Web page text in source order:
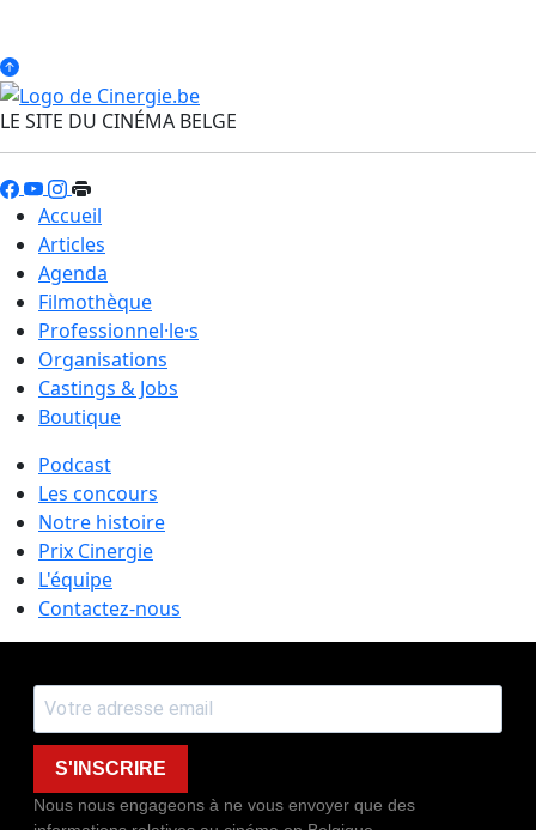
LE SITE DU CINÉMA BELGE
Accueil
Articles
Agenda
Filmothèque
Professionnel·le·s
Organisations
Castings & Jobs
Boutique
Podcast
Les concours
Notre histoire
Prix Cinergie
L'équipe
Contactez-nous
S'INSCRIRE
Nous nous engageons à ne vous envoyer que des